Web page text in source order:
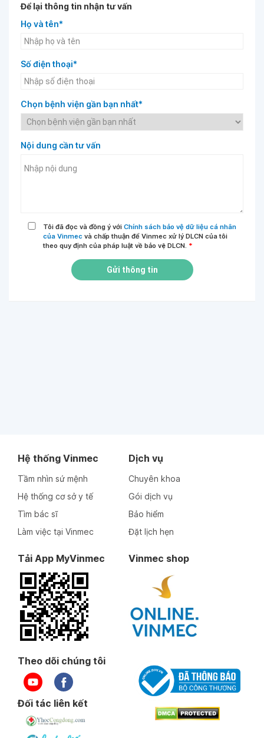
Để lại thông tin nhận tư vấn
Họ và tên*
Số điện thoại*
Chọn bệnh viện gần bạn nhất*
Nội dung cần tư vấn
Tôi đã đọc và đồng ý với Chính sách bảo vệ dữ liệu cá nhân
của Vinmec và chấp thuận để Vinmec xử lý DLCN của tôi
theo quy định của pháp luật về bảo vệ DLCN. *
Gửi thông tin
Hệ thống Vinmec
Tầm nhìn sứ mệnh
Hệ thống cơ sở y tế
Tìm bác sĩ
Làm việc tại Vinmec
Dịch vụ
Chuyên khoa
Gói dịch vụ
Bảo hiểm
Đặt lịch hẹn
Tải App MyVinmec Vinmec shop
Theo dõi chúng tôi
Đối tác liên kết